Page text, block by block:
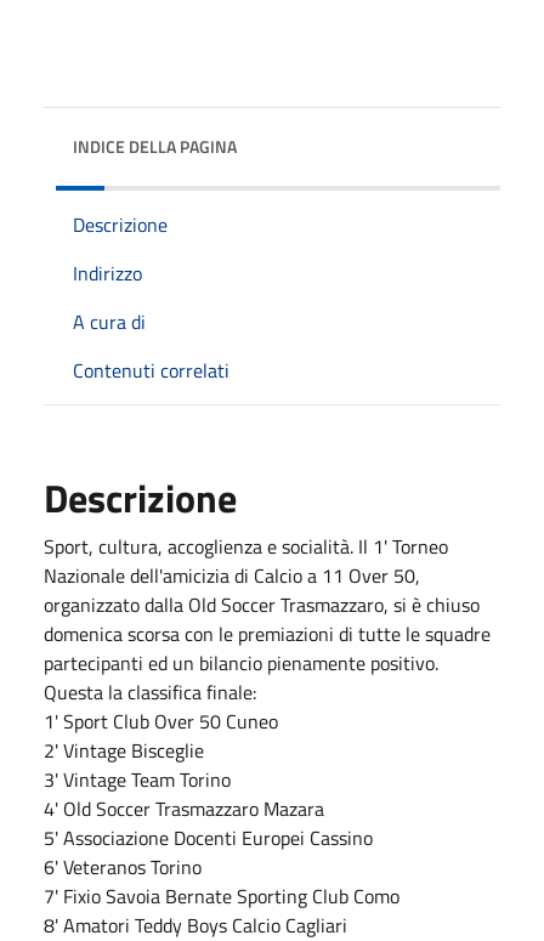
INDICE DELLA PAGINA
Descrizione
Indirizzo
A cura di
Contenuti correlati
Descrizione
Sport, cultura, accoglienza e socialità. Il 1' Torneo
Nazionale dell'amicizia di Calcio a 11 Over 50,
organizzato dalla Old Soccer Trasmazzaro, si è chiuso
domenica scorsa con le premiazioni di tutte le squadre
partecipanti ed un bilancio pienamente positivo.
Questa la classifica finale:
1' Sport Club Over 50 Cuneo
2' Vintage Bisceglie
3' Vintage Team Torino
4' Old Soccer Trasmazzaro Mazara
5' Associazione Docenti Europei Cassino
6' Veteranos Torino
7' Fixio Savoia Bernate Sporting Club Como
8' Amatori Teddy Boys Calcio Cagliari